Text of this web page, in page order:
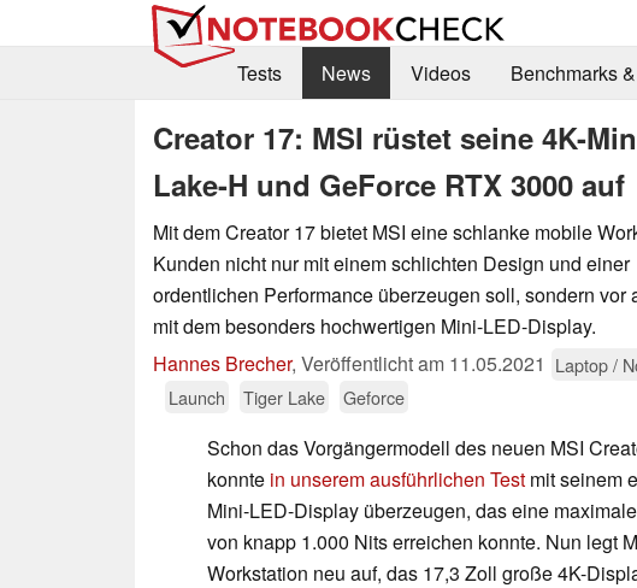
Tests
News Videos Benchmarks
Creator 17: MSI rüstet seine 4K-
Lake-H und GeForce RTX 3000 auf
Mit dem Creator 17 bietet MSI eine schlanke mobile
Kunden nicht nur mit einem schlichten Design und einer
ordentlichen Performance überzeugen soll, sondern vor
mit dem besonders hochwertigen Mini-LED-Display.
Hannes Brecher, Veröffentlicht am 11.05.2021 Laptop /
Launch
Tiger Lake Geforce
Schon das Vorgängermodell des neuen MSI
konnte in unserem ausführlichen Test mit seinem
Mini-LED-Display überzeugen, das eine
von knapp 1.000 Nits erreichen konnte. Nun legt
Workstation neu auf, das 17,3 Zoll große 4K-